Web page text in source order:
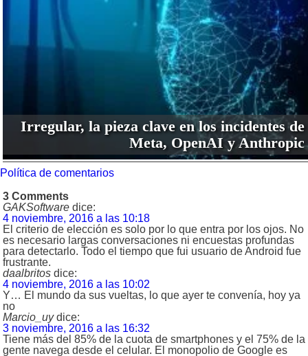
Irregular, la pieza clave en los incidentes de
Meta, OpenAI y Anthropic
Política de comentarios
3 Comments
GAKSoftware dice:
4 noviembre, 2016 a las 10:18
El criterio de elección es solo por lo que entra por los ojos. No
es necesario largas conversaciones ni encuestas profundas
para detectarlo. Todo el tiempo que fui usuario de Android fue
frustrante.
daalbritos dice:
4 noviembre, 2016 a las 10:02
Y… El mundo da sus vueltas, lo que ayer te convenía, hoy ya
no
Marcio_uy dice:
3 noviembre, 2016 a las 16:32
Tiene más del 85% de la cuota de smartphones y el 75% de la
gente navega desde el celular. El monopolio de Google es